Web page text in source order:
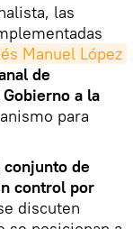
las
Manuel López
de
a la
para
de
control por
discuten